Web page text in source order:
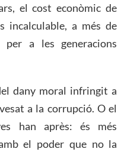
el cost econòmic de
incalculable, a més de
per a les generacions
dany moral infringit a
a la corrupció. O el
han après: és més
el poder que no la